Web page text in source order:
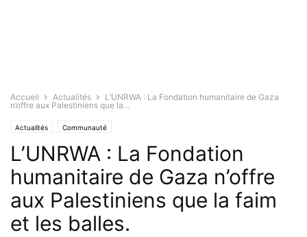
Accueil Actualités
L’UNRWA : La Fondation humanitaire de Gaza
n’offre aux Palestiniens que la...
Actualités Communauté
L’UNRWA : La Fondation
humanitaire de Gaza n’offre
aux Palestiniens que la faim
et les balles.